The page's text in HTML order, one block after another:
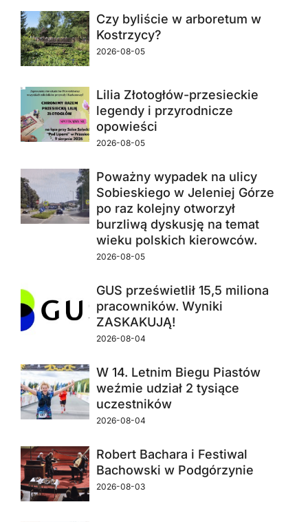
Czy byliście w arboretum w
Kostrzycy?
2026-08-05
Lilia Złotogłów-przesieckie
legendy i przyrodnicze
opowieści
2026-08-05
Poważny wypadek na ulicy
Sobieskiego w Jeleniej Górze
po raz kolejny otworzył
burzliwą dyskusję na temat
wieku polskich kierowców.
2026-08-05
GUS prześwietlił 15,5 miliona
pracowników. Wyniki
ZASKAKUJĄ!
2026-08-04
W 14. Letnim Biegu Piastów
weźmie udział 2 tysiące
uczestników
2026-08-04
Robert Bachara i Festiwal
Bachowski w Podgórzynie
2026-08-03